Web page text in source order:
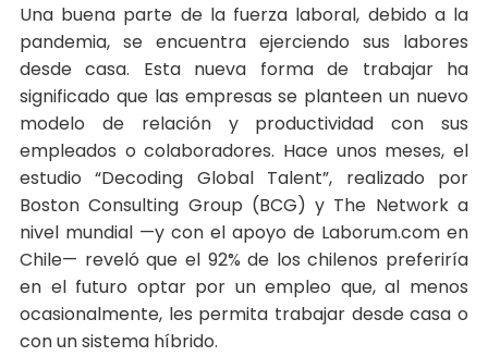
Una buena parte de la fuerza laboral, debido a la
pandemia, se encuentra ejerciendo sus labores
desde casa. Esta nueva forma de trabajar ha
significado que las empresas se planteen un nuevo
modelo de relación y productividad con sus
empleados o colaboradores. Hace unos meses, el
estudio “Decoding Global Talent”, realizado por
Boston Consulting Group (BCG) y The Network a
nivel mundial —y con el apoyo de Laborum.com en
Chile— reveló que el 92% de los chilenos preferiría
en el futuro optar por un empleo que, al menos
ocasionalmente, les permita trabajar desde casa o
con un sistema híbrido.